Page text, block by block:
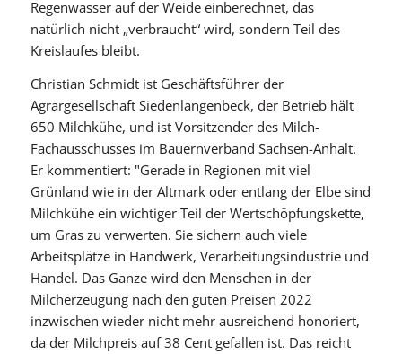
Regenwasser auf der Weide einberechnet, das
natürlich nicht „verbraucht“ wird, sondern Teil des
Kreislaufes bleibt.
Christian Schmidt ist Geschäftsführer der
Agrargesellschaft Siedenlangenbeck, der Betrieb hält
650 Milchkühe, und ist Vorsitzender des Milch-
Fachausschusses im Bauernverband Sachsen-Anhalt.
Er kommentiert: "Gerade in Regionen mit viel
Grünland wie in der Altmark oder entlang der Elbe sind
Milchkühe ein wichtiger Teil der Wertschöpfungskette,
um Gras zu verwerten. Sie sichern auch viele
Arbeitsplätze in Handwerk, Verarbeitungsindustrie und
Handel. Das Ganze wird den Menschen in der
Milcherzeugung nach den guten Preisen 2022
inzwischen wieder nicht mehr ausreichend honoriert,
da der Milchpreis auf 38 Cent gefallen ist. Das reicht